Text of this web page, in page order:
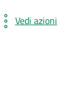
Vedi azioni